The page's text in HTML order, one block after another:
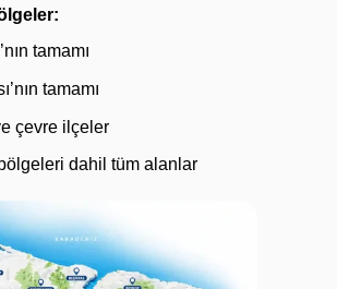
tamamı
tamamı
çevre ilçeler
dahil tüm alanlar